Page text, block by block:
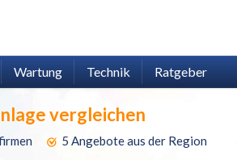
Wartung Technik Ratgeber
vergleichen
5 Angebote aus der Region